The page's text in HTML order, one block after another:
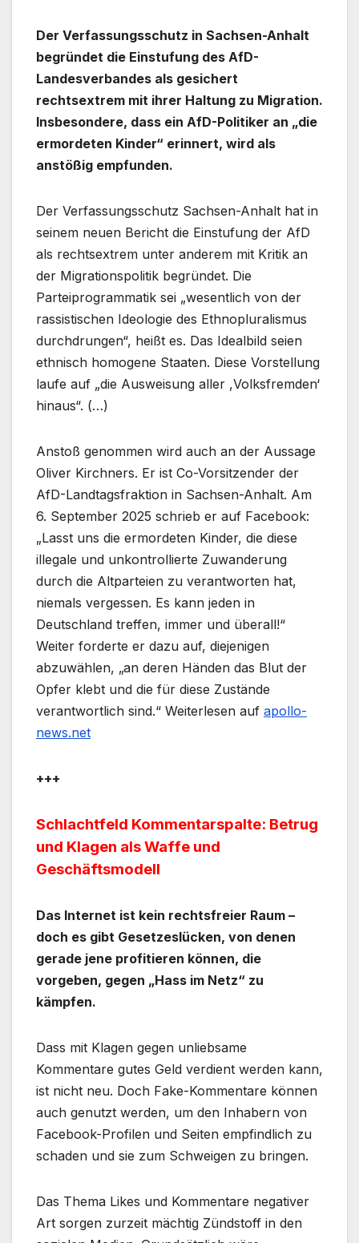
Der Verfassungsschutz in Sachsen-Anhalt
begründet die Einstufung des AfD-
Landesverbandes als gesichert
rechtsextrem mit ihrer Haltung zu Migration.
Insbesondere, dass ein AfD-Politiker an „die
ermordeten Kinder“ erinnert, wird als
anstößig empfunden.
Der Verfassungsschutz Sachsen-Anhalt hat in
seinem neuen Bericht die Einstufung der AfD
als rechtsextrem unter anderem mit Kritik an
der Migrationspolitik begründet. Die
Parteiprogrammatik sei „wesentlich von der
rassistischen Ideologie des Ethnopluralismus
durchdrungen“, heißt es. Das Idealbild seien
ethnisch homogene Staaten. Diese Vorstellung
laufe auf „die Ausweisung aller ,Volksfremden‘
hinaus“. (…)
Anstoß genommen wird auch an der Aussage
Oliver Kirchners. Er ist Co-Vorsitzender der
AfD-Landtagsfraktion in Sachsen-Anhalt. Am
6. September 2025 schrieb er auf Facebook:
„Lasst uns die ermordeten Kinder, die diese
illegale und unkontrollierte Zuwanderung
durch die Altparteien zu verantworten hat,
niemals vergessen. Es kann jeden in
Deutschland treffen, immer und überall!“
Weiter forderte er dazu auf, diejenigen
abzuwählen, „an deren Händen das Blut der
Opfer klebt und die für diese Zustände
verantwortlich sind.“ Weiterlesen auf apollo-
news.net
+++
Schlachtfeld Kommentarspalte: Betrug
und Klagen als Waffe und
Geschäftsmodell
Das Internet ist kein rechtsfreier Raum –
doch es gibt Gesetzeslücken, von denen
gerade jene profitieren können, die
vorgeben, gegen „Hass im Netz“ zu
kämpfen.
Dass mit Klagen gegen unliebsame
Kommentare gutes Geld verdient werden kann,
ist nicht neu. Doch Fake-Kommentare können
auch genutzt werden, um den Inhabern von
Facebook-Profilen und Seiten empfindlich zu
schaden und sie zum Schweigen zu bringen.
Das Thema Likes und Kommentare negativer
Art sorgen zurzeit mächtig Zündstoff in den